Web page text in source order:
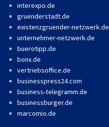
interexpo.de
gruenderstadt.de
existenzgruender-netzwerk.de
unternehmer-netzwerk.de
buerotipp.de
bonx.de
vertriebsoffice.de
businesspress24.com
business-telegramm.de
businessburger.de
marcomio.de